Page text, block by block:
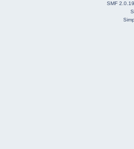
SMF 2.0.19